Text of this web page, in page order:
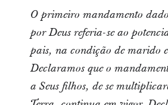
O primeiro mandamento
por Deus referia-se ao
pais, na condição de marido
Declaramos que o
a Seus filhos, de se